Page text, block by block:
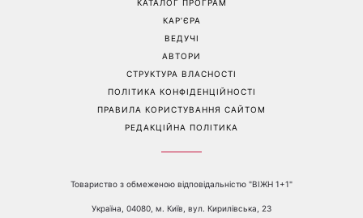
зізнанням, через що в свої
на природний погляд